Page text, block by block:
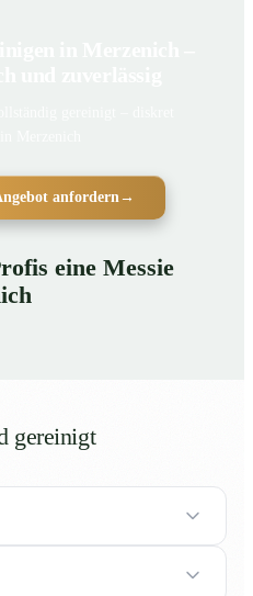
anfordern→
eine Messie
gereinigt